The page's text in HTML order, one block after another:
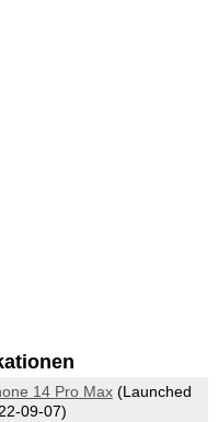
14 Pro Max(Launched
09-07)